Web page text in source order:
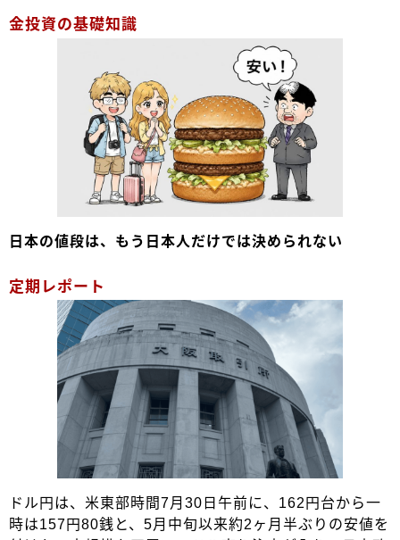
金投資の基礎知識
日本の値段は、もう日本人だけでは決められない
定期レポート
ドル円は、米東部時間7月30日午前に、162円台から一
時は157円80銭と、5月中旬以来約2ヶ月半ぶりの安値を